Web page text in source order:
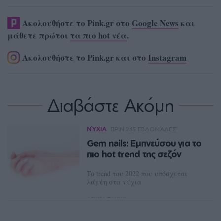
Ακολουθήστε το Pink.gr στο Google News και
μάθετε πρώτοι τα πιο hot νέα.
Ακολουθήστε το Pink.gr και στο Instagram
Διαβάστε Ακόμη
ΝΎΧΙΑ
Gem nails: Εμπνεύσου για το
πιο hot trend της σεζόν
To trend του 2022 που υπόσχεται
λάμψη στα νύχια